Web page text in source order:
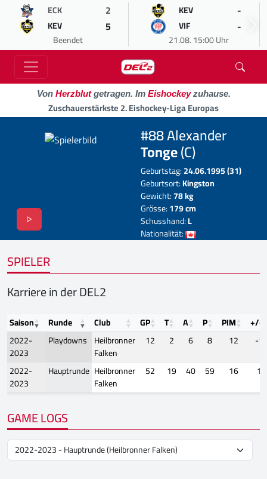
ECK 2
KEV 5
Beendet
KEV -
VIF -
21.08. 15:00 Uhr
Von Herzblutgetragen. Im Eishockeyzuhause.
Zuschauerstärkste 2. Eishockey-Liga Europas
#88 Alexander
Tonge(C)
Geburtstag:24.06.1995 (31)
Geburtsort:Kingston
Gewicht:78 kg
Grösse:179 cm
Schusshand:L
Nationalität:
SPIELER
Karriere in der DEL2
Saison Runde Club GP T A P PIM
+/-
2022-
2023
Playdowns Heilbronner
Falken
12 2 6 8 12
-
2022-
2023
Hauptrunde Heilbronner
Falken
52 19 40 59 16 10
GAME LOGS